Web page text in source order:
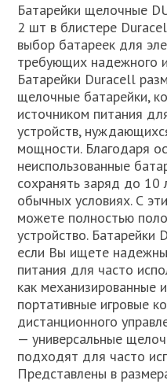
Батарейки щелочные
2 шт в блистере
выбор батареек для
требующих надежного
Батарейки Duracell
щелочные батарейки,
источником питания
устройств,
мощности. Благодаря
неиспользованные
сохранять заряд до 10
обычных условиях. С
можете полностью
устройство.
если Вы ищете
питания для часто
как механизированные
портативные игровые
дистанционного
— универсальные
подходят для часто
Представлены в